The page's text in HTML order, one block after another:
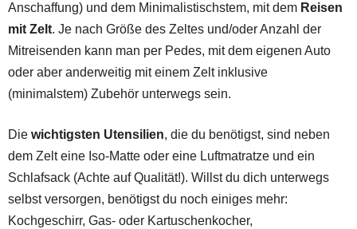
Anschaffung) und dem Minimalistischstem, mit dem Reisen
mit Zelt. Je nach Größe des Zeltes und/oder Anzahl der
Mitreisenden kann man per Pedes, mit dem eigenen Auto
oder aber anderweitig mit einem Zelt inklusive
(minimalstem) Zubehör unterwegs sein.
Die wichtigsten Utensilien, die du benötigst, sind neben
dem Zelt eine Iso-Matte oder eine Luftmatratze und ein
Schlafsack (Achte auf Qualität!). Willst du dich unterwegs
selbst versorgen, benötigst du noch einiges mehr:
Kochgeschirr, Gas- oder Kartuschenkocher,